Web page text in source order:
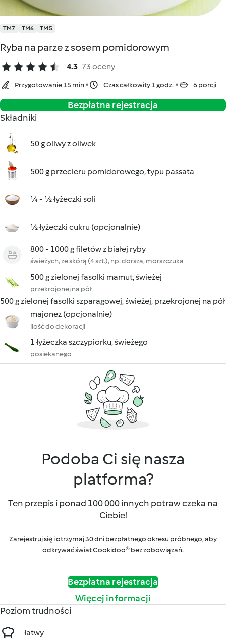
TM7 TM6 TM5
Ryba na parze z sosem pomidorowym
4.3 73 oceny
Przygotowanie 15 min Czas całkowity 1 godz. 6 porcji
Bezpłatna rejestracja
Składniki
50 g oliwy z oliwek
500 g przecieru pomidorowego, typu passata
¼ - ½ łyżeczki soli
½ łyżeczki cukru (opcjonalnie)
800 - 1000 g filetów z białej ryby
świeżych, ze skórą (4 szt.), np. dorsza, morszczuka
500 g zielonej fasolki mamut, świeżej
przekrojonej na pół
500 g zielonej fasolki szparagowej, świeżej, przekrojonej na pół
majonez (opcjonalnie)
ilość do dekoracji
1 łyżeczka szczypiorku, świeżego
posiekanego
Podoba Ci się nasza
platforma?
Ten przepis i ponad 100 000 innych potraw czeka na
Ciebie!
Zarejestruj się i otrzymaj 30 dni bezpłatnego okresu próbnego, aby
odkrywać świat Cookidoo® bez zobowiązań.
Bezpłatna rejestracja
Więcej informacji
Poziom trudności
łatwy